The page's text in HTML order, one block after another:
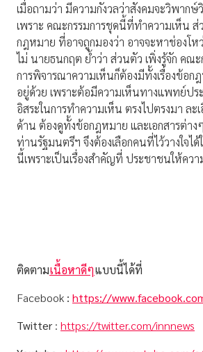
เมื่อถามว่า มีความกังวลว่าสังคมจะวิพาก
เพราะ คณะกรรมการชุดนี้ที่ทำความเห็น
กฎหมาย ที่อาจถูกมองว่า อาจจะหาช่องโ
ไม่ นายธนกฤต ย้ำว่า ส่วนตัว เพิ่งรู้จัก คณ
การพิจารณาความเห็นก็ต้องมีทั้งเรื่องข้อ
อยู่ด้วย เพราะต้อมีความเห็นทางแพทย์ป
อิสระในการทำความเห็น ตรงไปตรงมา ล
ด้าน ต้องดูทั้งข้อกฎหมาย และเอกสารต่าง
ท่านรัฐมนตรีฯ จึงต้องเลือกคนที่ไว้วางใจไ
นี้เพราะเป็นเรื่องสำคัญที่ ประชาชนให้ควา
ติดตามเนื้อหาดีๆแบบนี้ได้ที่
Facebook : https://
Twitter : https://twitter.com/innnews